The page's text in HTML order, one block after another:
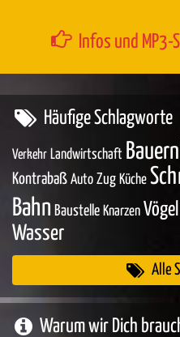
Infos und
Häufige Schlagworte
Verkehr Landwirtschaft
Kontrabaß Auto Zug Küche
Bahn Baustelle Knarzen Vögel
Wasser
Alle
Warum wir Dich